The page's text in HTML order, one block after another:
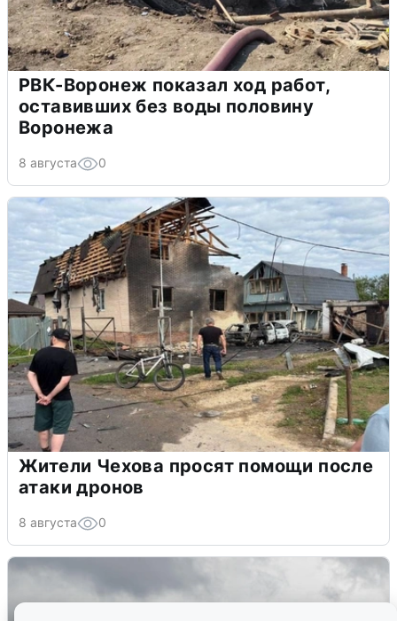
РВК-Воронеж показал ход работ,
оставивших без воды половину
Воронежа
8 августа 0
Жители Чехова просят помощи после
атаки дронов
8 августа 0